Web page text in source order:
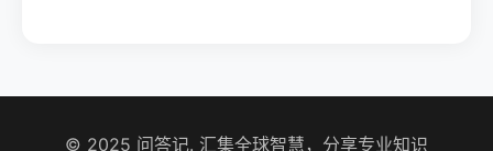
© 2025 问答记. 汇集全球智慧，分享专业知识